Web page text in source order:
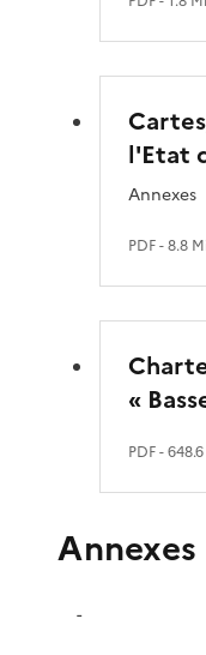
l'Etat
PDF- 8.8
Annexes
«
PDF-
-